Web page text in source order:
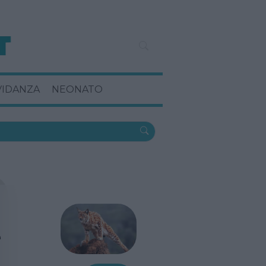
NEONATO